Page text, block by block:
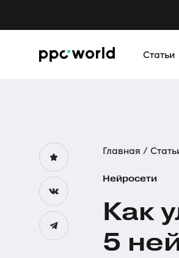
Статьи
Главная
Нейросети
Как
5